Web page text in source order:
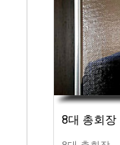
8대 총회장